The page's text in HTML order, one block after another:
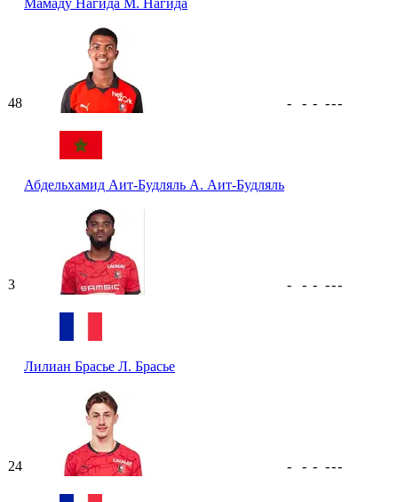
Мамаду Нагида М. Нагида
48
Абдельхамид Аит-Будляль А. Аит-Будляль
- - - ---
3
Лилиан Брасье Л. Брасье
- - - ---
24 - - - ---